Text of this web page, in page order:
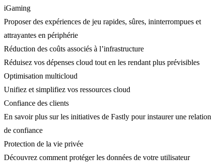
iGaming
Proposer des expériences de jeu rapides, sûres, ininterrompues et
attrayantes en périphérie
Réduction des coûts associés à l’infrastructure
Réduisez vos dépenses cloud tout en les rendant plus prévisibles
Optimisation multicloud
Unifiez et simplifiez vos ressources cloud
Confiance des clients
En savoir plus sur les initiatives de Fastly pour instaurer une relation
de confiance
Protection de la vie privée
Découvrez comment protéger les données de votre utilisateur